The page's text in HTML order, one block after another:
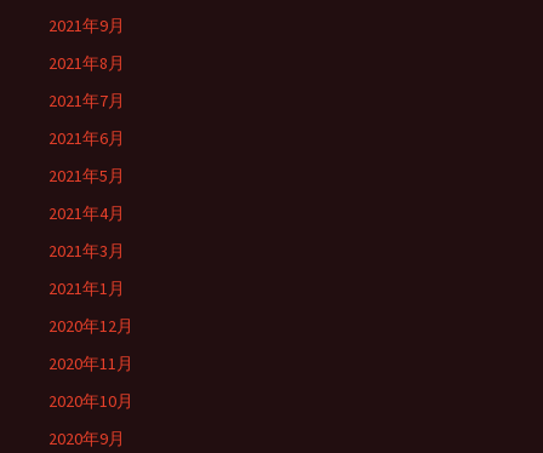
2021年9月
2021年8月
2021年7月
2021年6月
2021年5月
2021年4月
2021年3月
2021年1月
2020年12月
2020年11月
2020年10月
2020年9月